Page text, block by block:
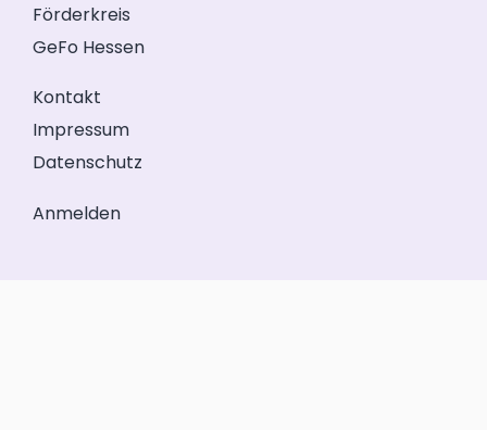
Förderkreis
GeFo Hessen
Kontakt
Impressum
Datenschutz
Anmelden